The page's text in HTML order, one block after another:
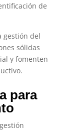
de
gestión del
sólidas
y fomenten
para